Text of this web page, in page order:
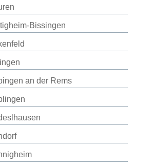
Bissingen
an der Rems